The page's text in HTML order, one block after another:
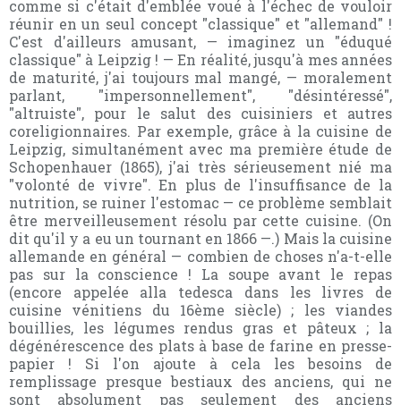
comme si c'était d'emblée voué à l'échec de vouloir
réunir en un seul concept "classique" et "allemand" !
C'est d'ailleurs amusant, — imaginez un "éduqué
classique" à Leipzig ! — En réalité, jusqu'à mes années
de maturité, j'ai toujours mal mangé, — moralement
parlant, "impersonnellement", "désintéressé",
"altruiste", pour le salut des cuisiniers et autres
coreligionnaires. Par exemple, grâce à la cuisine de
Leipzig, simultanément avec ma première étude de
Schopenhauer (1865), j'ai très sérieusement nié ma
"volonté de vivre". En plus de l'insuffisance de la
nutrition, se ruiner l'estomac — ce problème semblait
être merveilleusement résolu par cette cuisine. (On
dit qu'il y a eu un tournant en 1866 —.) Mais la cuisine
allemande en général — combien de choses n'a-t-elle
pas sur la conscience ! La soupe avant le repas
(encore appelée alla tedesca dans les livres de
cuisine vénitiens du 16ème siècle) ; les viandes
bouillies, les légumes rendus gras et pâteux ; la
dégénérescence des plats à base de farine en presse-
papier ! Si l'on ajoute à cela les besoins de
remplissage presque bestiaux des anciens, qui ne
sont absolument pas seulement des anciens